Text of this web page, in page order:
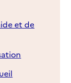
et de